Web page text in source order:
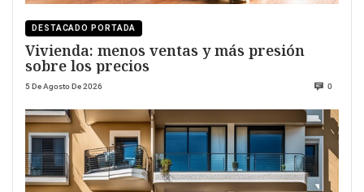
DESTACADO PORTADA
Vivienda: menos ventas y más presión
sobre los precios
5 De Agosto De 2026 0